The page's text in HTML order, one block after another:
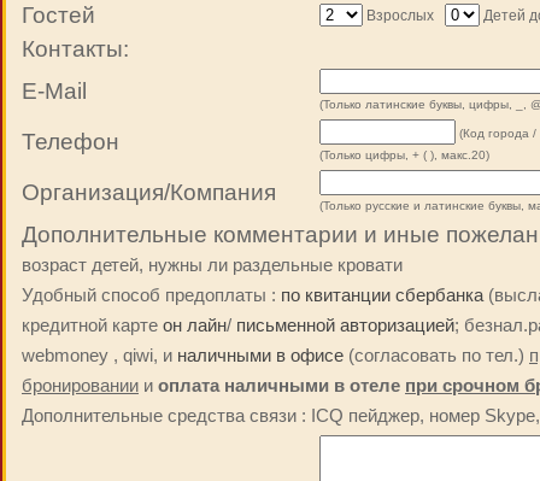
Гостей Взрослых Детей
Контакты:
E-Mail
(Только латинские буквы, цифры, _,
Телефон
(Код города
(Только цифры, + ( ), макс.20)
Организация/Компания
(Только русские и латинские буквы,
Дополнительные комментарии и иные
возраст детей, нужны ли раздельные кровати
Удобный способ предоплаты : по квитанции сбербанка
кредитной карте он лайн/ письменной авторизацией;
webmoney , qiwi, и наличными в офисе (согласовать по тел.)
бронировании и оплата наличными в отеле при срочном
Дополнительные средства связи : ICQ пейджер, номер